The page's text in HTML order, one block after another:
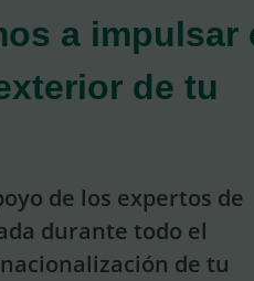
a impulsar
de tu
de los expertos de
durante todo el
de tu